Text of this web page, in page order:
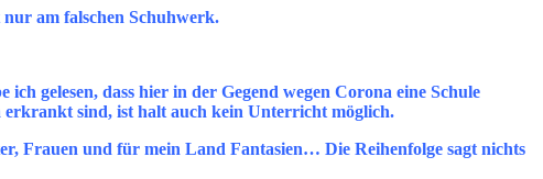
am falschen Schuhwerk.
gelesen, dass hier in der Gegend wegen Corona eine Schule
erkrankt sind, ist halt auch kein Unterricht möglich.
Frauen und für mein Land Fantasien… Die Reihenfolge sagt nichts